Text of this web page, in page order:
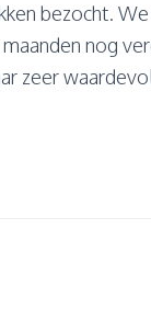
bezocht.
nog
zeer